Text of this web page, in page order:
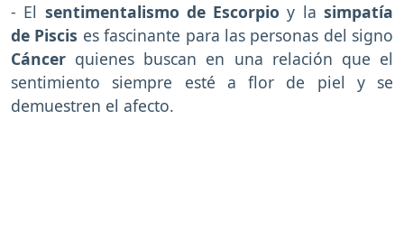
- El sentimentalismo de Escorpio y lasimpatía
de Piscis es fascinante para las personas del signo
Cáncer quienes buscan en una relación que el
sentimiento siempre esté a flor de piel y se
demuestren el afecto.